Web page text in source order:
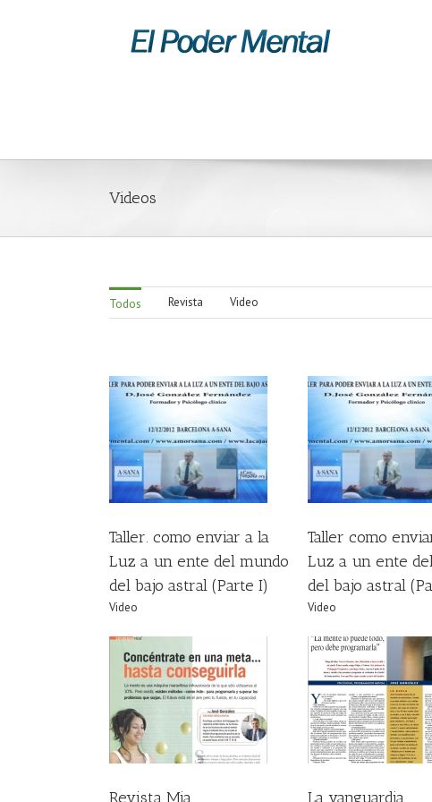
Videos
Todos Revista Video
Taller. como enviar a la
Luz a un ente del mundo
del bajo astral (Parte I)
Video
Taller como enviar a la Luz a un
ente del mundo del bajo astral
(Parte II)
Video
Taller como
Luz a un ente
del bajo astral
Video
Taller sobre la
y colectiva por José
Video
Revista Mia
La vanguardia
Revista
La vanguardia